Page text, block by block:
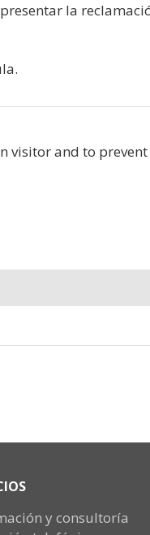
la
visitor and to prevent
y consultoría